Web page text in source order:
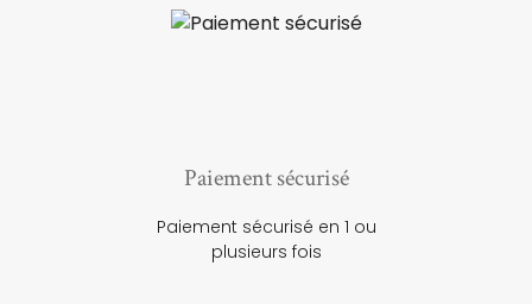
Paiement sécurisé
Paiement sécurisé en 1 ou
plusieurs fois